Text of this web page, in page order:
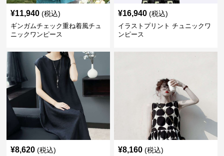
¥11,940 (税込)
ギンガムチェック重ね着風チュ
ニックワンピース
¥16,940 (税込)
イラストプリント チュニックワ
ンピース
¥8,620 (税込) ¥8,160 (税込)